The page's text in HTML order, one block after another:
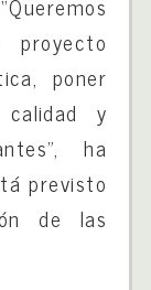
poner
y
ha
previsto
de las